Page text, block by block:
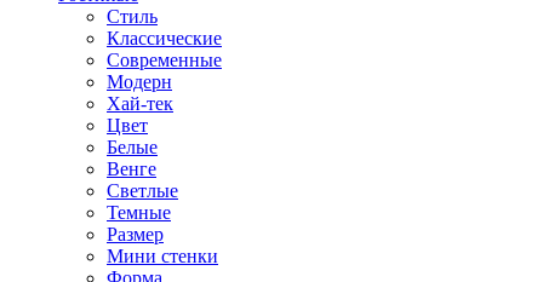
Стиль
Классические
Современные
Модерн
Хай-тек
Цвет
Белые
Венге
Светлые
Темные
Размер
Мини стенки
Форма